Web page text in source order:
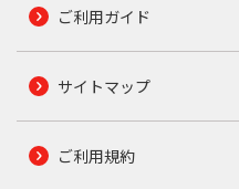
ご利用ガイド
サイトマップ
ご利用規約